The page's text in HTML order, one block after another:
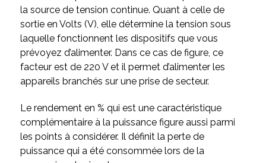
la source de tension continue. Quant à celle de
sortie en Volts (V), elle détermine la tension sous
laquelle fonctionnent les dispositifs que vous
prévoyez d’alimenter. Dans ce cas de figure, ce
facteur est de 220 V et il permet d’alimenter les
appareils branchés sur une prise de secteur.
Le rendement en % qui est une caractéristique
complémentaire à la puissance figure aussi parmi
les points à considérer. Il définit la perte de
puissance qui a été consommée lors de la